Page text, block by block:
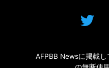
AFPBB Newsに掲載